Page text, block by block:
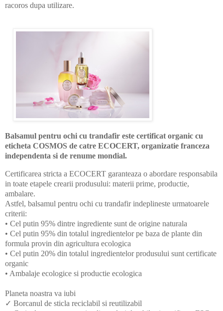
racoros dupa utilizare.
Balsamul pentru ochi cu trandafir este certificat organic cu
eticheta COSMOS de catre ECOCERT, organizatie franceza
independenta si de renume mondial.
Certificarea stricta a ECOCERT garanteaza o abordare responsabila
in toate etapele crearii produsului: materii prime, productie,
ambalare.
Astfel, balsamul pentru ochi cu trandafir indeplineste urmatoarele
criterii:
• Cel putin 95% dintre ingrediente sunt de origine naturala
• Cel putin 95% din totalul ingredientelor pe baza de plante din
formula provin din agricultura ecologica
• Cel putin 20% din totalul ingredientelor produsului sunt certificate
organic
• Ambalaje ecologice si productie ecologica
Planeta noastra va iubi
✓ Borcanul de sticla reciclabil si reutilizabil